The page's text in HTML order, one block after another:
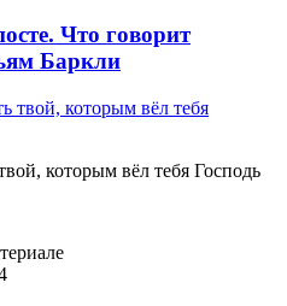
Что говорит
Баркли
которым вёл тебя Господь